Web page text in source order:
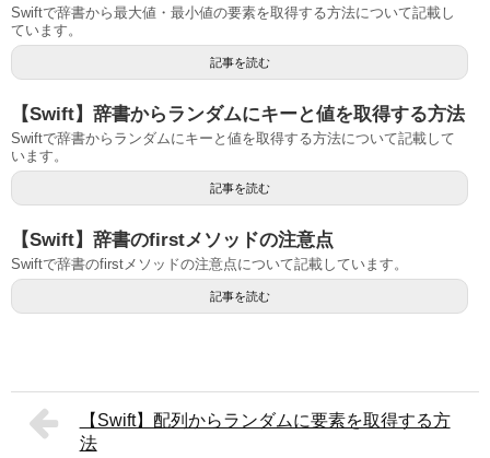
Swiftで辞書から最大値・最小値の要素を取得する方法について記載し
ています。
記事を読む
【Swift】辞書からランダムにキーと値を取得する方法
Swiftで辞書からランダムにキーと値を取得する方法について記載して
います。
記事を読む
【Swift】辞書のfirstメソッドの注意点
Swiftで辞書のfirstメソッドの注意点について記載しています。
記事を読む
【Swift】配列からランダムに要素を取得する方
法